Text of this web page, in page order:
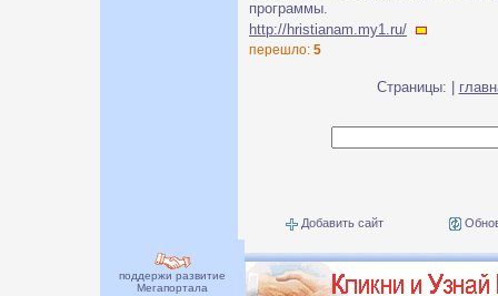
программы.
http://hristianam.my1.ru/
перешло: 5
Страницы: |
Добавить сайт
поддержи развитие
Мегапортала